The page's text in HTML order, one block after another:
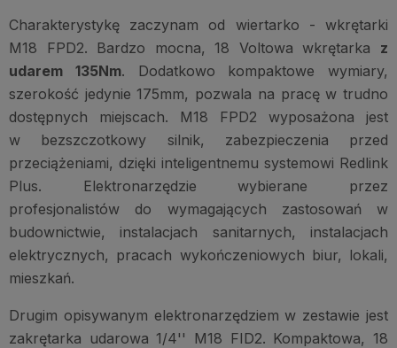
Charakterystykę zaczynam od wiertarko - wkrętarki
M18 FPD2. Bardzo mocna, 18 Voltowa wkrętarka z
udarem 135Nm. Dodatkowo kompaktowe wymiary,
szerokość jedynie 175mm, pozwala na pracę w trudno
dostępnych miejscach. M18 FPD2 wyposażona jest
w bezszczotkowy silnik, zabezpieczenia przed
przeciążeniami, dzięki inteligentnemu systemowi Redlink
Plus. Elektronarzędzie wybierane przez
profesjonalistów do wymagających zastosowań w
budownictwie, instalacjach sanitarnych, instalacjach
elektrycznych, pracach wykończeniowych biur, lokali,
mieszkań.
Drugim opisywanym elektronarzędziem w zestawie jest
zakrętarka udarowa 1/4'' M18 FID2. Kompaktowa, 18